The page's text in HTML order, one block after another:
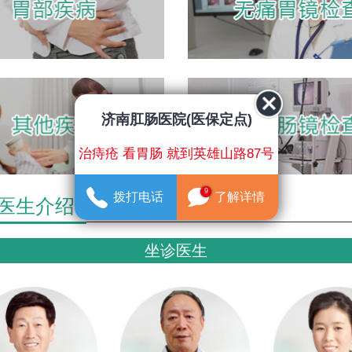
生介绍
坐诊医生
济南肛肠医院(医保定点)
治痔疮 看胃肠 就到英雄山路87号
拨打电话 9 了解详情